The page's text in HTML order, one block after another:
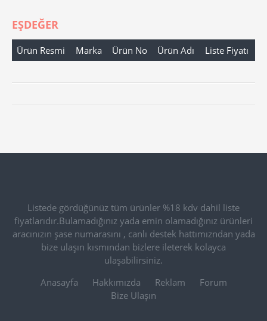
EŞDEĞER
Ürün Resmi Marka Ürün No Ürün Adı Liste Fiyatı
Listede gördüğünüz tüm ürünler %18 kdv dahil liste
fiyatlarıdır.Bulamadığınız yada emin olamadığınız ürünleri
aracınızın şase numarasını , canlı destek hattımızndan yada
bize ulaşın kısmından bizlere ileterek kolayca
ulaşabilirsiniz.
Anasayfa
Hakkımızda Reklam
Forum
Bize Ulaşın